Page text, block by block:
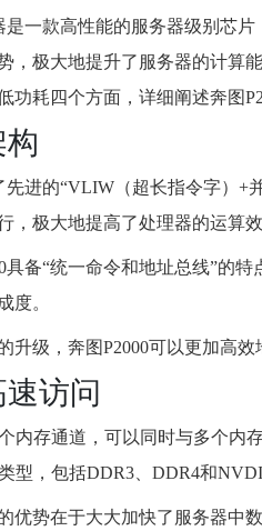
是一款高性能的服务器级别芯
，极大地提升了服务器的计算
功耗四个方面，详细阐述奔图
先进的“VLIW（超长指令字）+
，极大地提高了处理器的运算效
具备“统一命令和地址总线”的
度。
升级，奔图P2000可以更加高
访问
内存通道，可以同时与多个内
型，包括DDR3、DDR4和
优势在于大大加快了服务器中